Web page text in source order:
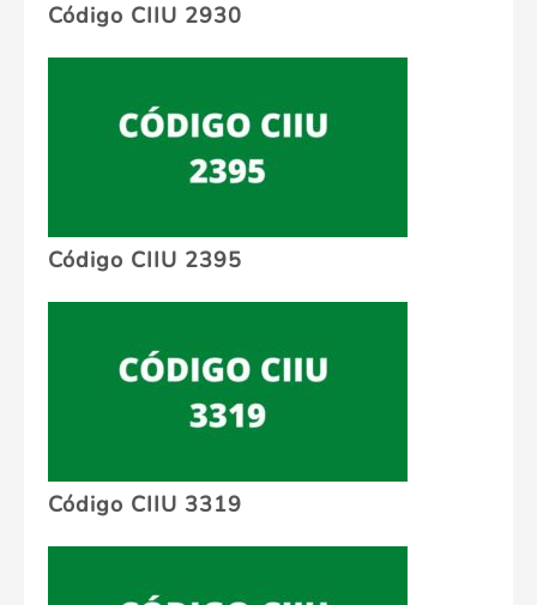
Código CIIU 2930
Código CIIU 2395
Código CIIU 3319